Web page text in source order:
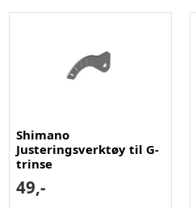
Shimano
Justeringsverktøy til G-
trinse
49,-